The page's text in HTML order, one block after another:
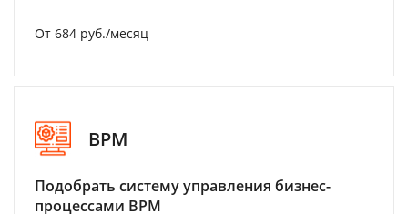
От 684 руб./месяц
BPM
Подобрать систему управления бизнес-
процессами BPM